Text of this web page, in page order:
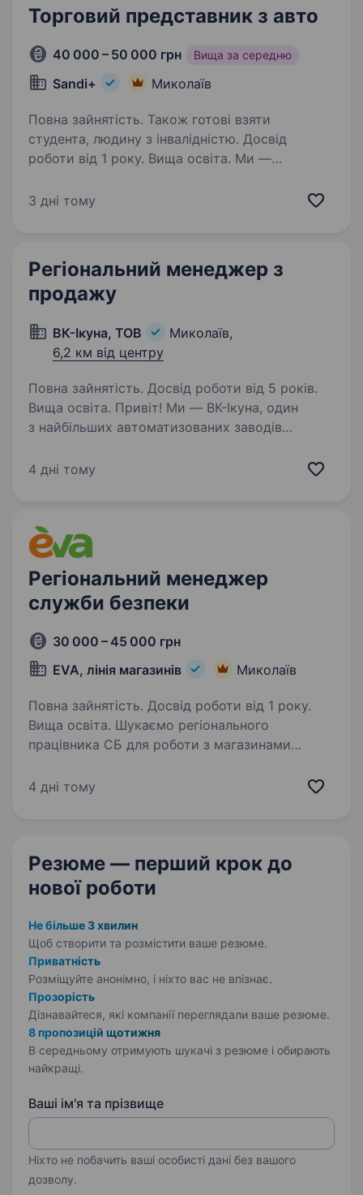
Торговий представник з авто
40 000 – 50 000 грн Вища за середню
Sandi+ Миколаїв
Повна зайнятість. Також готові взяти
студента, людину з інвалідністю. Досвід
роботи від 1 року. Вища освіта. Ми —
напрямках — сантехніка та теплотехніка.
3 дні тому
Регіональний менеджер з
продажу
ВК-Ікуна, ТОВ
Миколаїв,
6,2 км від центру
Повна зайнятість. Досвід роботи від 5 років.
Вища освіта. Привіт! Ми — ВК-Ікуна, один
з найбільших автоматизованих заводів
конструкції з металопластикових
4 дні тому
Регіональний менеджер
служби безпеки
30 000 – 45 000 грн
EVA, лінія магазинів
Миколаїв
Повна зайнятість. Досвід роботи від 1 року.
Вища освіта. Шукаємо регіонального
працівника СБ для роботи з магазинами
можливість кар'єрного зростання
4 дні тому
Резюме — перший крок до
нової роботи
Не більше 3 хвилин
Щоб створити та розмістити ваше резюме.
Приватність
Розміщуйте анонімно, і ніхто вас не впізнає.
Прозорість
Дізнавайтеся, які компанії переглядали ваше резюме.
8 пропозицій щотижня
В середньому отримують шукачі з резюме і обирають
найкращі.
Ваші ім'я та прізвище
Ніхто не побачить ваші особисті дані без вашого
дозволу.